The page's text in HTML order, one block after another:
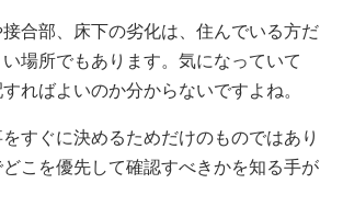
合部、床下の劣化は、住んでいる方だ
場所でもあります。気になっていて
ればよいのか分からないですよね。
すぐに決めるためだけのものではあり
こを優先して確認すべきかを知る手が